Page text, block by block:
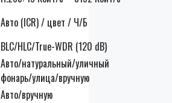
Авто (ICR) / цвет / Ч/Б
BLC/HLC/True-WDR (120 dB)
Авто/натуральный/уличный
фонарь/улица/вручную
Авто/вручную